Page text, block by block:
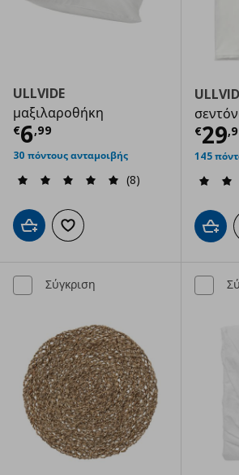
ULLVIDE
μαξιλαροθήκη
€6,99
Τρέχουσα τιμή €
30 πόντους ανταμοιβής
(8)
Προσθήκη στο καλάθι
Προσθήκη στα αγαπημένα
€29,
145
Σύγκριση